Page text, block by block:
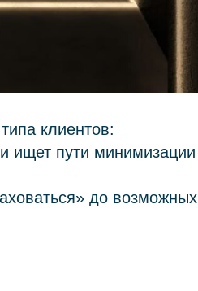
клиентов:
ищет пути минимизации
до возможных